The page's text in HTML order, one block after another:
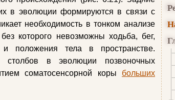
в эволюции формируются в связи с
необходимость в тонком анализе
которого невозможны ходьба, бег,
положения тела в пространстве.
столбов в эволюции позвоночных
соматосенсорной коры больших